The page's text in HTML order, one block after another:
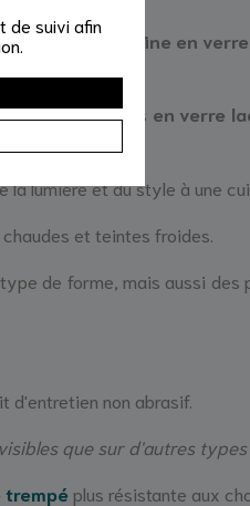
de suivi afin
de cuisine en verre
cescrédences en verre
lumière et du style à une
et teintes froides.
de forme, mais aussi des
d'entretien non abrasif.
que sur d'autres types
trempéplus résistante aux